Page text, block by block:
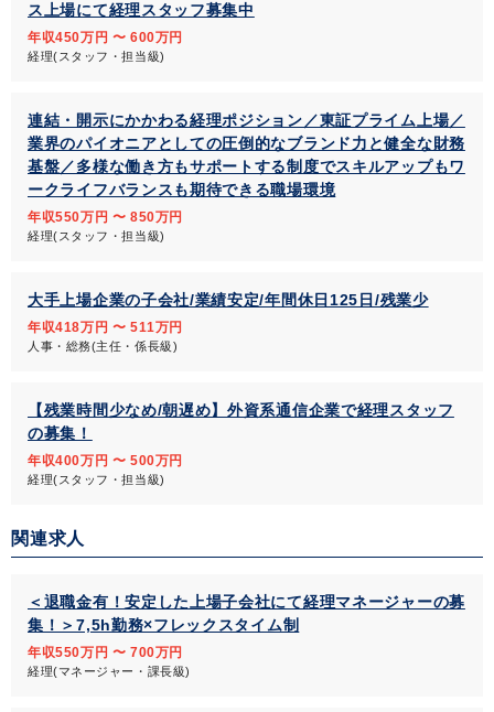
ス上場にて経理スタッフ募集中
年収450万円 〜 600万円
経理(スタッフ・担当級)
連結・開示にかかわる経理ポジション／東証プライム上場／
業界のパイオニアとしての圧倒的なブランド力と健全な財務
基盤／多様な働き方もサポートする制度でスキルアップもワ
ークライフバランスも期待できる職場環境
年収550万円 〜 850万円
経理(スタッフ・担当級)
大手上場企業の子会社/業績安定/年間休日125日/残業少
年収418万円 〜 511万円
人事・総務(主任・係長級)
【残業時間少なめ/朝遅め】外資系通信企業で経理スタッフ
の募集！
年収400万円 〜 500万円
経理(スタッフ・担当級)
関連求人
＜退職金有！安定した上場子会社にて経理マネージャーの募
集！＞7,5h勤務×フレックスタイム制
年収550万円 〜 700万円
経理(マネージャー・課長級)